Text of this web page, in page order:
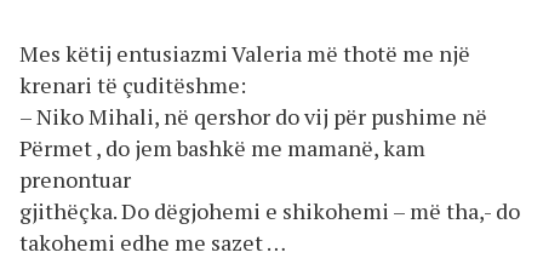
Mes këtij entusiazmi Valeria më thotë me një
krenari të çuditëshme:
– Niko Mihali, në qershor do vij për pushime në
Përmet , do jem bashkë me mamanë, kam
prenontuar
gjithëçka. Do dëgjohemi e shikohemi – më tha,- do
takohemi edhe me sazet …